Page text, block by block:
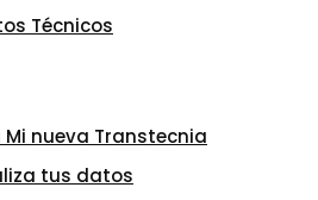
Técnicos
Mi nueva Transtecnia
tus datos